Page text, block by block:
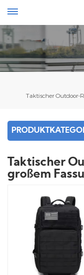
Taktischer Outdoor-
Taktischer
großem